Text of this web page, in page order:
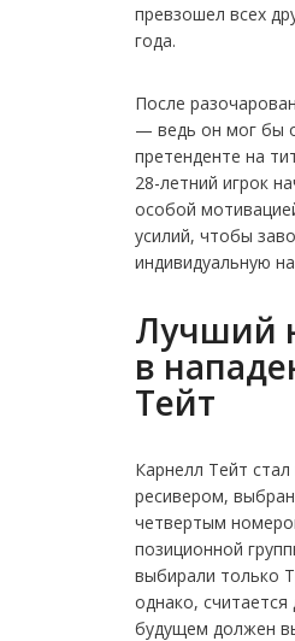
превзошел всех
года.
После
— ведь он мог бы
претенденте на
28-летний игрок
особой
усилий, чтобы
индивидуальную
Лучший
в
Тейт
Карнелл Тейт
ресивером,
четвертым
позиционной
выбирали только
однако,
будущем должен